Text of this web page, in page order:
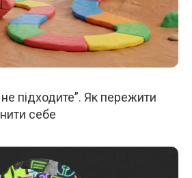
підходите”. Як пережити
себе